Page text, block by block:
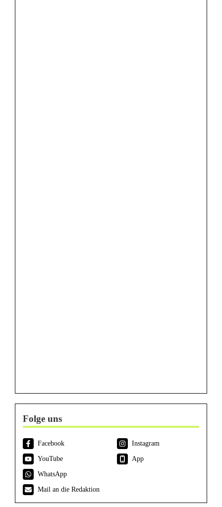
Folge uns
Facebook
Instagram
YouTube
App
WhatsApp
Mail an die Redaktion